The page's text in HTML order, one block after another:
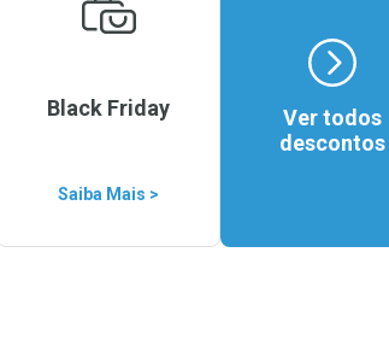
Black Friday
Saiba Mais >
Ver todos
descontos